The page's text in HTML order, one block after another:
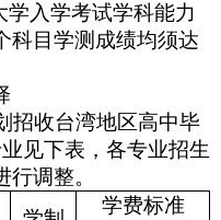
学入学考试学科能力
科目学测成绩均须达
招收台湾地区高中毕
见下表，各专业招生
调整。
学费标准